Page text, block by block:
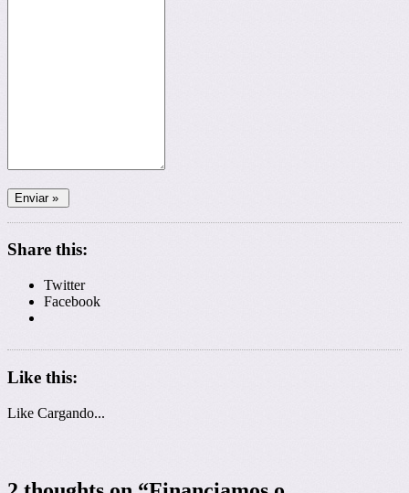
Share this:
Twitter
Facebook
Like this:
Like Cargando...